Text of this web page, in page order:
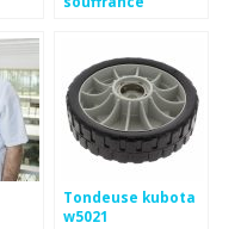
Tondeuse kubota
w5021